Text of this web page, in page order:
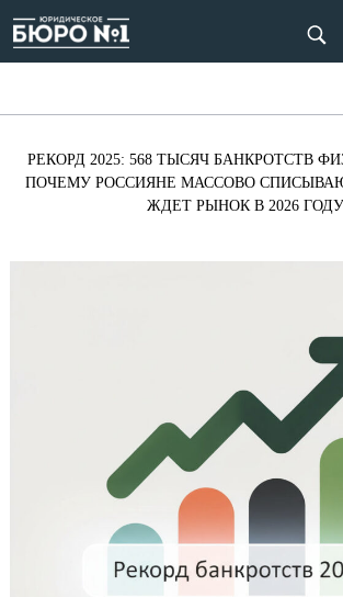
РЕКОРД 2025: 568 ТЫСЯЧ БАНКРОТСТВ
ПОЧЕМУ РОССИЯНЕ МАССОВО
ЖДЕТ РЫНОК В 2026 ГОДУ